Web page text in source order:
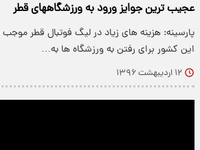
عجیب ترین جوایز ورود به ورزشگاههای قطر
پارسینه: هزینه های زیاد در لیگ فوتبال قطر موجب
این کشور برای رفتن به ورزشگاه ها به…
۱۲ اردیبهشت ۱۳۹۶